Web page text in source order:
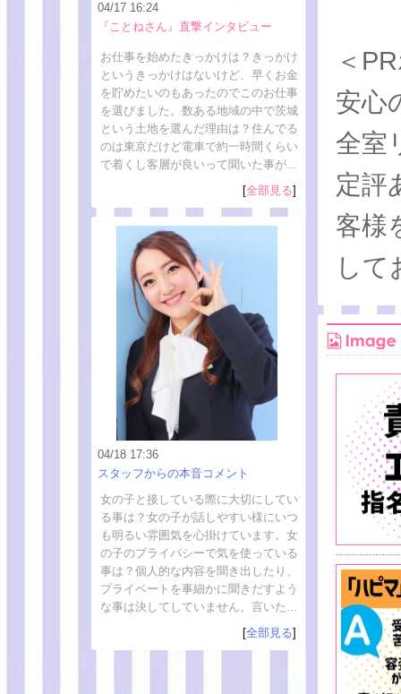
04/17 16:24
『ことねさん』直撃インタビュー
お仕事を始めたきっかけは？きっかけ
というきっかけはないけど、早くお金
を貯めたいのもあったのでこのお仕事
を選びました。数ある地域の中で茨城
という土地を選んだ理由は？住んでる
のは東京だけど電車で約一時間くらい
で着くし客層が良いって聞いた事が...
[全部見る]
04/18 17:36
スタッフからの本音コメント
女の子と接している際に大切にしてい
る事は？女の子が話しやすい様にいつ
も明るい雰囲気を心掛けています。女
の子のプライバシーで気を使っている
事は？個人的な内容を聞き出したり、
プライベートを事細かに聞きだすよう
な事は決してしていません。言いた...
[全部見る]
＜
安心
全室
定評
客様
して